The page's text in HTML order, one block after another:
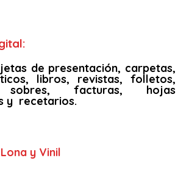
de presentación, carpetas,
libros, revistas, folletos,
sobres, facturas, hojas
y recetarios.
y Vinil